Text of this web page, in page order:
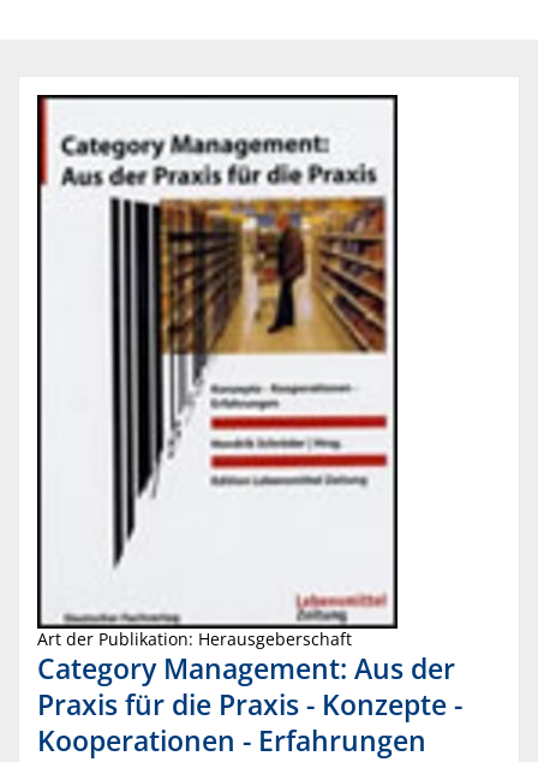
Art der Publikation: Herausgeberschaft
Category Management: Aus der
Praxis für die Praxis - Konzepte -
Kooperationen - Erfahrungen